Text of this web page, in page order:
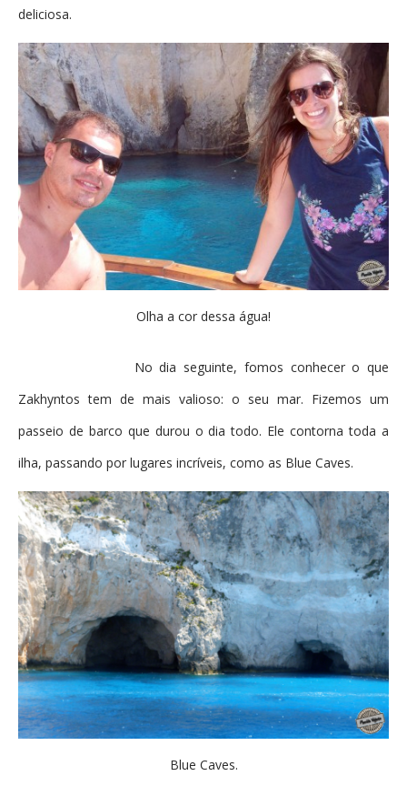
deliciosa.
Olha a cor dessa água!
No dia seguinte, fomos conhecer o que
Zakhyntos tem de mais valioso: o seu mar. Fizemos um
passeio de barco que durou o dia todo. Ele contorna toda a
ilha, passando por lugares incríveis, como as Blue Caves.
Blue Caves.